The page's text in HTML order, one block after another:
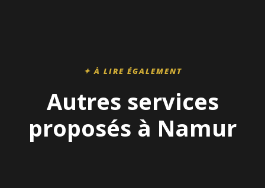
✦ À LIRE ÉGALEMENT
Autres services
proposés à Namur